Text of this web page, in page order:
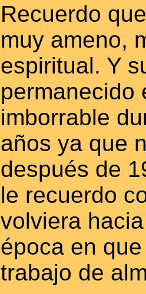
Recuerdo
muy ameno,
espiritual. Y
permanecido
imborrable
años ya que
después de
le recuerdo
volviera
época en
trabajo de